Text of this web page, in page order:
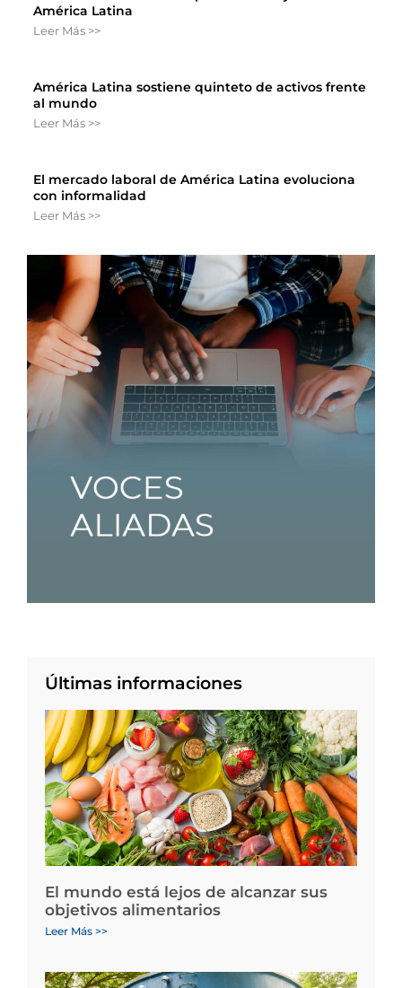
América Latina
Leer Más >>
América Latina sostiene quinteto de activos frente
al mundo
Leer Más >>
El mercado laboral de América Latina evoluciona
con informalidad
Leer Más >>
Últimas informaciones
El mundo está lejos de alcanzar sus
objetivos alimentarios
Leer Más >>